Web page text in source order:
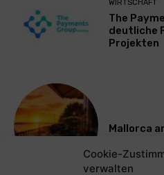
Cookie-
verwalten
WIRTSCHAFT
The
deutliche
Projekten
Mallorca